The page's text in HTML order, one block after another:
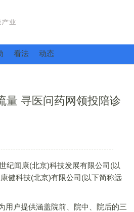
看法 动态
量 寻医问药网领投陪诊
闻康(北京)科技发展有限公司(以
健科技(北京)有限公司(以下简称远
户提供涵盖院前、院中、院后的三